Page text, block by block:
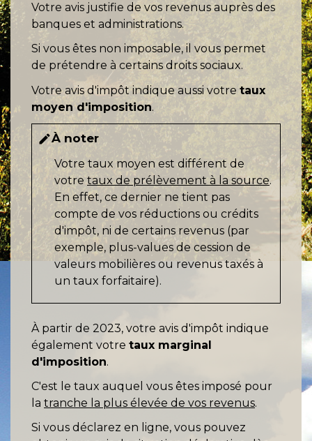
Votre avis justifie de vos revenus auprès des
banques et administrations.
Si vous êtes non imposable, il vous permet
de prétendre à certains droits sociaux.
Votre avis d'impôt indique aussi votre taux
moyen d'imposition.
editÀ noter
Votre taux moyen est différent de
votretaux de prélèvement à la source.
En effet, ce dernier ne tient pas
compte de vos réductions ou crédits
d'impôt, ni de certains revenus (par
exemple, plus-values de cession de
valeurs mobilières ou revenus taxés à
un taux forfaitaire).
À partir de 2023, votre avis d'impôt indique
également votre taux marginal
d'imposition.
C'est le taux auquel vous êtes imposé pour
la tranche la plus élevée de vos revenus.
Si vous déclarez en ligne, vous pouvez